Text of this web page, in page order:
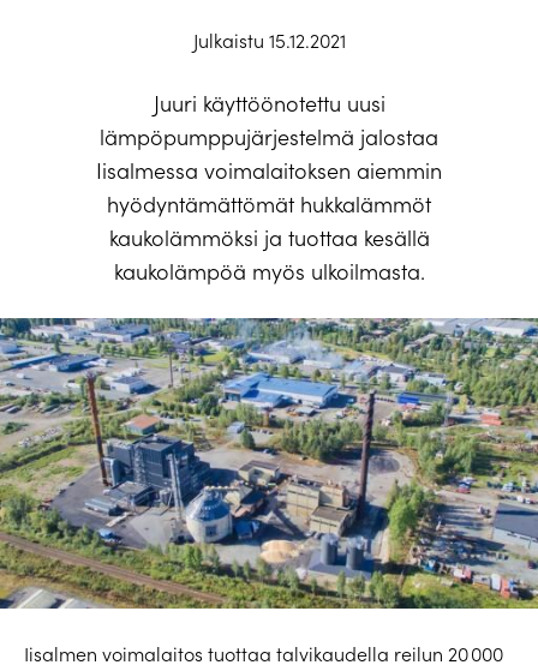
Julkaistu 15.12.2021
Juuri käyttöönotettu uusi
lämpöpumppujärjestelmä jalostaa
Iisalmessa voimalaitoksen aiemmin
hyödyntämättömät hukkalämmöt
kaukolämmöksi ja tuottaa kesällä
kaukolämpöä myös ulkoilmasta.
Iisalmen voimalaitos tuottaa talvikaudella reilun 20 000